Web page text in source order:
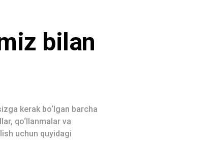
bilan
kerak bo‘lgan barcha
qo‘llanmalar va
uchun quyidagi